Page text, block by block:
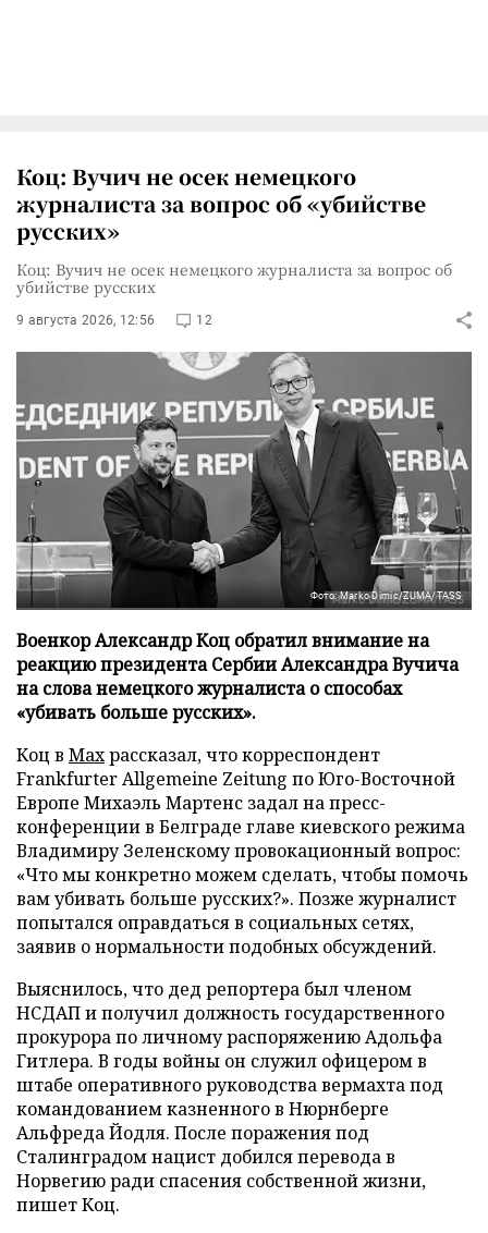
Коц: Вучич не осек немецкого
журналиста за вопрос об «убийстве
русских»
Коц: Вучич не осек немецкого журналиста за вопрос об
убийстве русских
9 августа 2026, 12:56 12
Фото: Marko Dimic/ZUMA/TASS
Военкор Александр Коц обратил внимание на
реакцию президента Сербии Александра Вучича
на слова немецкого журналиста о способах
«убивать больше русских».
Коц в Махрассказал, что корреспондент
Frankfurter Allgemeine Zeitung по Юго-Восточной
Европе Михаэль Мартенс задал на пресс-
конференции в Белграде главе киевского режима
Владимиру Зеленскому провокационный вопрос:
«Что мы конкретно можем сделать, чтобы помочь
вам убивать больше русских?». Позже журналист
попытался оправдаться в социальных сетях,
заявив о нормальности подобных обсуждений.
Выяснилось, что дед репортера был членом
НСДАП и получил должность государственного
прокурора по личному распоряжению Адольфа
Гитлера. В годы войны он служил офицером в
штабе оперативного руководства вермахта под
командованием казненного в Нюрнберге
Альфреда Йодля. После поражения под
Сталинградом нацист добился перевода в
Норвегию ради спасения собственной жизни,
пишет Коц.